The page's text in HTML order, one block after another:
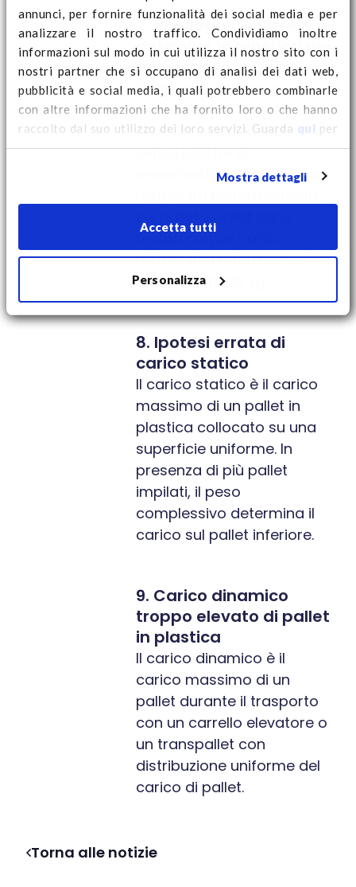
annunci, per fornire funzionalità dei social media e per
analizzare il nostro traffico. Condividiamo inoltre
informazioni sul modo in cui utilizza il nostro sito con i
nostri partner che si occupano di analisi dei dati web,
pubblicità e social media, i quali potrebbero combinarle
con altre informazioni che ha fornito loro o che hanno
raccolto dal suo utilizzo dei loro servizi. Guarda qui per
ulteriori informazioni sui cookie e per modificare il tuo
Mostra dettagli
Accetta tutti
Personalizza
7. Impilaggio scorretto
dei pallet in plastica nei
porta-pallet
Il carico di deformazione è
il carico massimo di un
pallet in un porta-pallet
senza piastre di
inserimento con carico
testati con un carico
distribuito uniformemente
di sacchi da 25 kg.
8. Ipotesi errata di
carico statico
Il carico statico è il carico
massimo di un pallet in
plastica collocato su una
superficie uniforme. In
presenza di più pallet
impilati, il peso
complessivo determina il
carico sul pallet inferiore.
9. Carico dinamico
troppo elevato di pallet
in plastica
Il carico dinamico è il
carico massimo di un
pallet durante il trasporto
con un carrello elevatore o
un transpallet con
distribuzione uniforme del
carico di pallet.
Torna alle notizie